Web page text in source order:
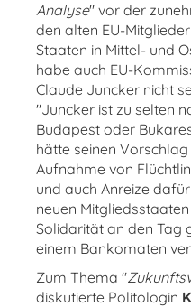
Analyse" vor der
den alten EU-
Staaten in Mittel- und
habe auch EU-
Claude Juncker nicht
"Juncker ist zu selten
Budapest oder
hätte seinen
Aufnahme von
und auch Anreize
neuen
Solidarität an den Tag
einem Bankomaten
Zum Thema "
diskutierte Politologin